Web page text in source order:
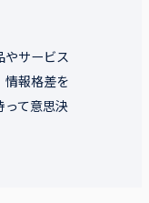
やサービス
情報格差を
って意思決